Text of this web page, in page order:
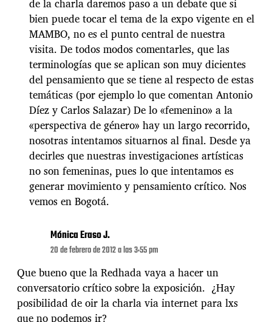
de la charla daremos paso a un debate que si
bien puede tocar el tema de la expo vigente en el
MAMBO, no es el punto central de nuestra
visita. De todos modos comentarles, que las
terminologías que se aplican son muy dicientes
del pensamiento que se tiene al respecto de estas
temáticas (por ejemplo lo que comentan Antonio
Díez y Carlos Salazar) De lo «femenino» a la
«perspectiva de género» hay un largo recorrido,
nosotras intentamos situarnos al final. Desde ya
decirles que nuestras investigaciones artísticas
no son femeninas, pues lo que intentamos es
generar movimiento y pensamiento crítico. Nos
vemos en Bogotá.
Mónica Eraso J.
20 de febrero de 2012 a las 3:55 pm
Que bueno que la Redhada vaya a hacer un
conversatorio crítico sobre la exposición. ¿Hay
posibilidad de oir la charla via internet para lxs
que no podemos ir?